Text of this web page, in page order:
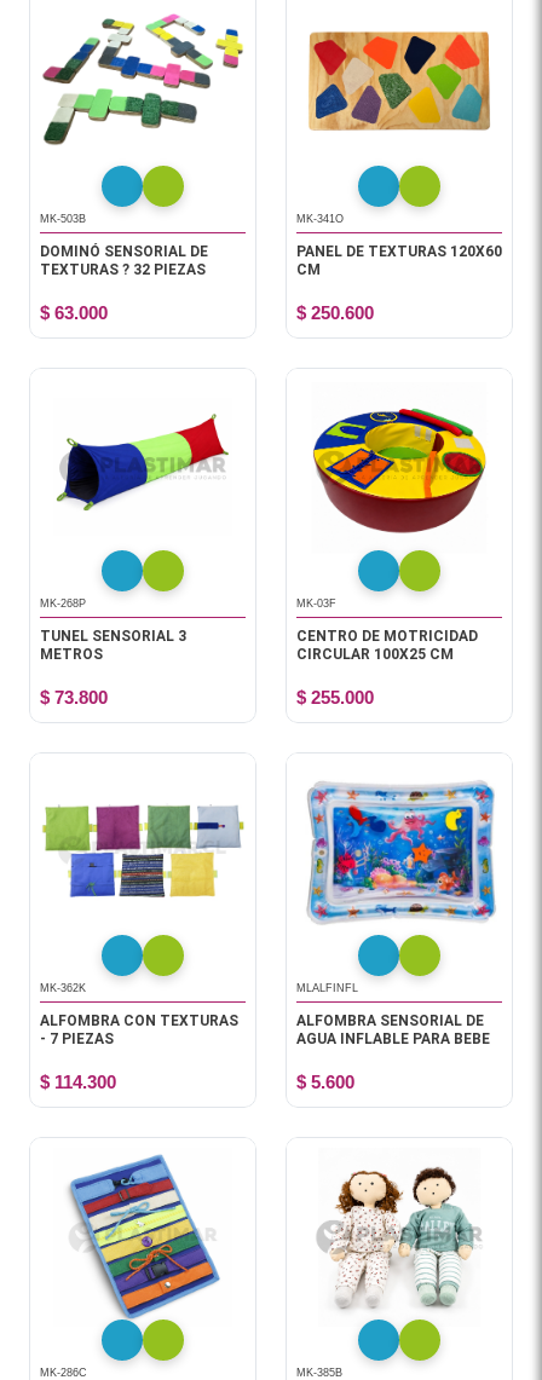
MK-503B
DOMINÓ SENSORIAL DE
TEXTURAS ? 32 PIEZAS
$ 63.000
MK-341O
PANEL DE TEXTURAS 120X60
CM
$ 250.600
MK-268P
TUNEL SENSORIAL 3
METROS
$ 73.800
MK-03F
CENTRO DE MOTRICIDAD
CIRCULAR 100X25 CM
$ 255.000
MK-362K
ALFOMBRA CON TEXTURAS
- 7 PIEZAS
$ 114.300
MLALFINFL
ALFOMBRA SENSORIAL DE
AGUA INFLABLE PARA BEBE
$ 5.600
MK-286C MK-385B